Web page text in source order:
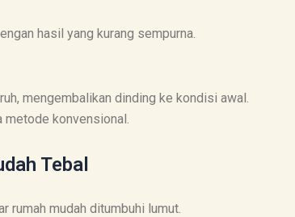
hasil yang kurang sempurna.
mengembalikan dinding ke kondisi awal.
metode konvensional.
Tebal
rumah mudah ditumbuhi lumut.